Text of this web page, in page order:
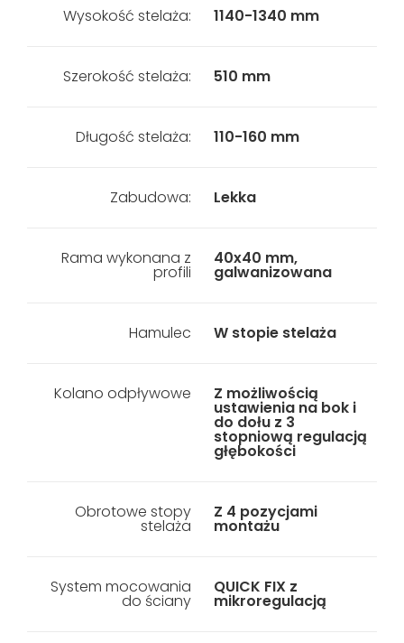
Wysokość stelaża: 1140-1340 mm
Szerokość stelaża: 510 mm
Długość stelaża: 110-160 mm
Zabudowa: Lekka
Rama wykonana z
profili
40x40 mm,
galwanizowana
Hamulec W stopie stelaża
Kolano odpływowe Z możliwością
ustawienia na bok i
do dołu z 3
stopniową regulacją
głębokości
Obrotowe stopy
stelaża
Z 4 pozycjami
montażu
System mocowania
do ściany
QUICK FIX z
mikroregulacją